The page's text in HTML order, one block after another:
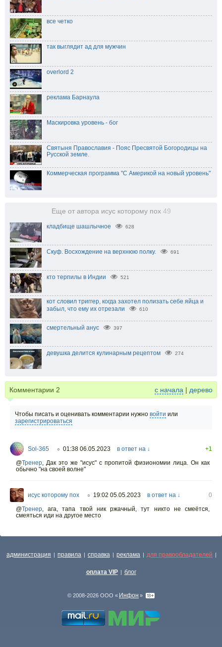
все четко
так выглядит ад для мужчин
overlord 2
реклама Барнаула
Маскировка уровень - бог
Святыня Православия - Пояс Пресвятой Богородицы на
Русской земле.
Коммерческая программа "С Америкой на новый уровень"
Еще от автора исус которому пох 49
кладбище шашлычное 628
Скуф. Восхождение на верхнюю полку. 691
кто терпилы в Индии 521
кот словил триггер, когда захотел полизать себе яйца и
забыл, что ему их отрезали
610
смертельный анус 397
девушка делится кулинарным рецептом 274
Комментарии 2 с начала | дерево
Чтобы писать и оценивать комментарии нужно войти или
зарегистрироваться
Sol-365 ○ 01:38 06.05.2023 в ответ на ↓
+1
@Тренер
Дак это же "исус" с пропитой физиономии лица. Он как
обычно "на своей волне"
исус которому пох ○ 19:02 05.05.2023 в ответ на ↓
0
@Тренер
ага, тапа твой ник ржачный, тут никто не смеётся,
смеяться иди на другое место
администрация | правила | справка | реклама | для правообладателей |
оплата VIP | блог
© 2008-2026 ООО « Инфон »